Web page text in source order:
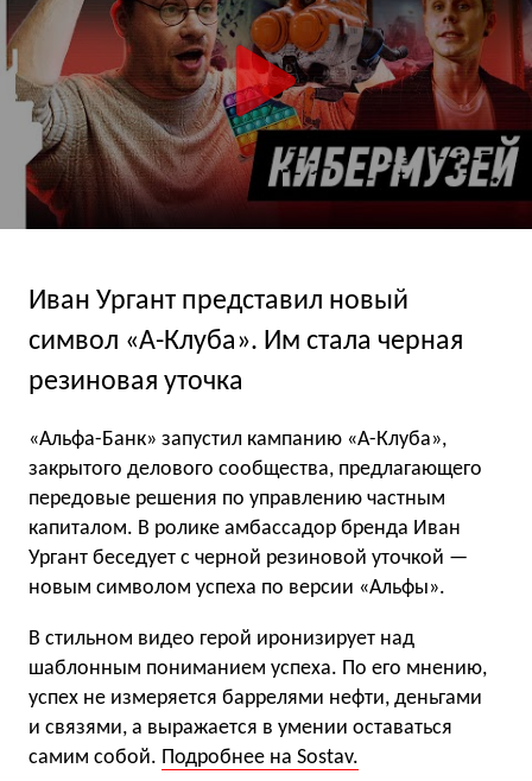
Иван Ургант представил новый
символ «А-Клуба». Им стала черная
резиновая уточка
«Альфа-Банк» запустил кампанию «А-Клуба»,
закрытого делового сообщества, предлагающего
передовые решения по управлению частным
капиталом. В ролике амбассадор бренда Иван
Ургант беседует с черной резиновой уточкой —
новым символом успеха по версии «Альфы».
В стильном видео герой иронизирует над
шаблонным пониманием успеха. По его мнению,
успех не измеряется баррелями нефти, деньгами
и связями, а выражается в умении оставаться
самим собой. Подробнее на Sostav.